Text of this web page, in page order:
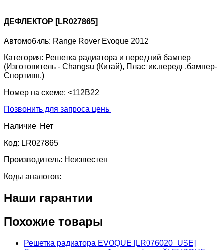
ДЕФЛЕКТОР [LR027865]
Автомобиль: Range Rover Evoque 2012
Категория: Решетка радиатора и передний бампер
(Изготовитель - Changsu (Китай), Пластик.передн.бампер-
Спортивн.)
Номер на схеме: <112B22
Позвонить для запроса цены
Наличие: Нет
Код: LR027865
Производитель: Неизвестен
Коды аналогов:
Наши гарантии
Похожие товары
Решетка радиатора EVOQUE [LR076020_USE]